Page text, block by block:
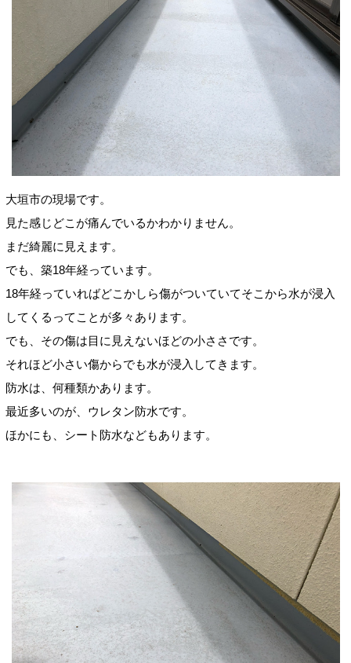
大垣市の現場です。
見た感じどこが痛んでいるかわかりません。
まだ綺麗に見えます。
でも、築18年経っています。
18年経っていればどこかしら傷がついていてそこから水が浸入
してくるってことが多々あります。
でも、その傷は目に見えないほどの小ささです。
それほど小さい傷からでも水が浸入してきます。
防水は、何種類かあります。
最近多いのが、ウレタン防水です。
ほかにも、シート防水などもあります。